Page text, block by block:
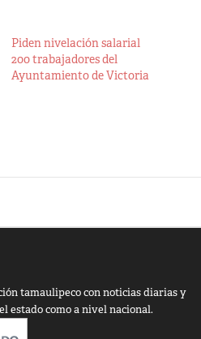
Piden nivelación salarial
200 trabajadores del
Ayuntamiento de Victoria
tamaulipeco con noticias diarias y
estado como a nivel nacional.